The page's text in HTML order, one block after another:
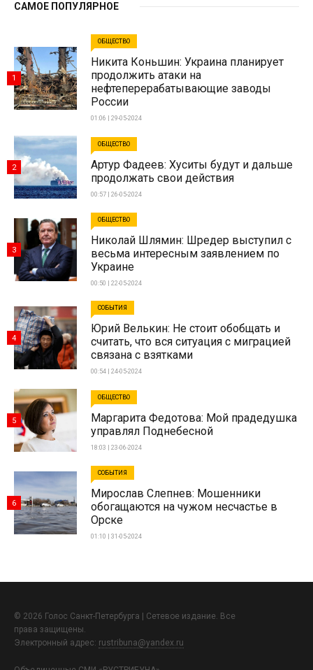
САМОЕ ПОПУЛЯРНОЕ
ОБЩЕСТВО
Никита Коньшин: Украина планирует
продолжить атаки на
нефтеперерабатывающие заводы
России
01:06 | 29-05-2024
1
ОБЩЕСТВО
Артур Фадеев: Хуситы будут и дальше
продолжать свои действия
00:57 | 26-05-2024
2
ОБЩЕСТВО
Николай Шлямин: Шредер выступил с
весьма интересным заявлением по
Украине
00:50 | 22-05-2024
3
СОБЫТИЯ
Юрий Велькин: Не стоит обобщать и
считать, что вся ситуация с миграцией
связана с взятками
00:54 | 24-05-2024
4
ОБЩЕСТВО
Маргарита Федотова: Мой прадедушка
управлял Поднебесной
18:03 | 23-06-2024
5
СОБЫТИЯ
Мирослав Слепнев: Мошенники
обогащаются на чужом несчастье в
Орске
01:10 | 31-05-2024
6
© 2026 Голос Санкт-Петербурга | Сетевое издание. Все
права защищены.
Электронный адрес: rustribuna@yandex.ru